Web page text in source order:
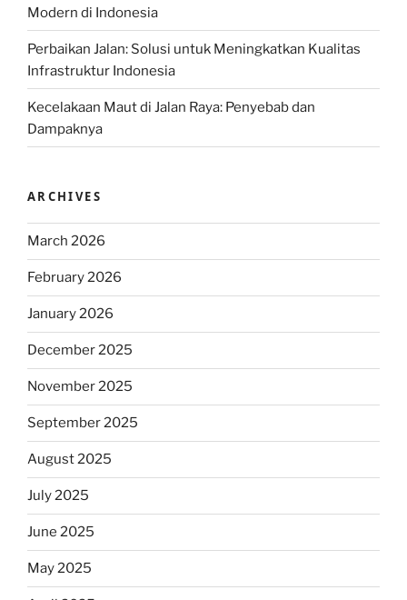
Modern di Indonesia
Perbaikan Jalan: Solusi untuk Meningkatkan Kualitas
Infrastruktur Indonesia
Kecelakaan Maut di Jalan Raya: Penyebab dan
Dampaknya
ARCHIVES
March 2026
February 2026
January 2026
December 2025
November 2025
September 2025
August 2025
July 2025
June 2025
May 2025